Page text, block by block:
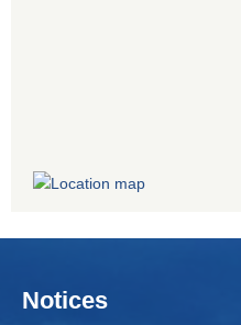
Notices